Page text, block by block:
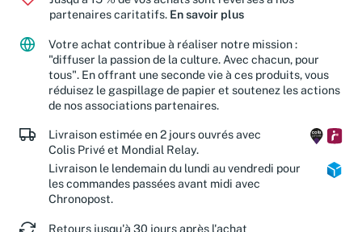
Jusqu'à 15 % de vos achats sont reversés à nos
partenaires caritatifs.
En savoir plus
Votre achat contribue à réaliser notre mission :
"diffuser la passion de la culture. Avec chacun, pour
tous". En offrant une seconde vie à ces produits, vous
réduisez le gaspillage de papier et soutenez les actions
de nos associations partenaires.
Livraison estimée en 2 jours ouvrés avec
Colis Privé et Mondial Relay.
Livraison le lendemain du lundi au vendredi pour
les commandes passées avant midi avec